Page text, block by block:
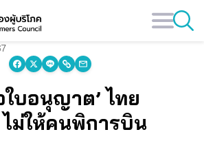
ใบอนุญาต’ ไทย
ไม่ให้คนพิการบิน